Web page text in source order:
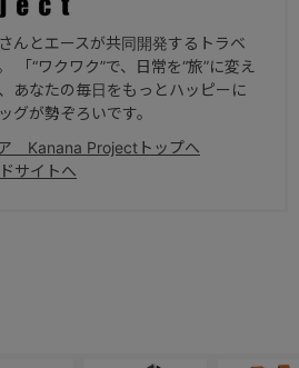
んとエースが共同開発するトラベ
「“ワクワク”で、日常を“旅”に変え
あなたの毎日をもっとハッピーに
グが勢ぞろいです。
Kanana Projectトップへ
サイトへ